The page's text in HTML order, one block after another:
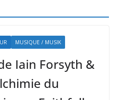
MUSIQUE / MUSIK
Iain Forsyth &
du